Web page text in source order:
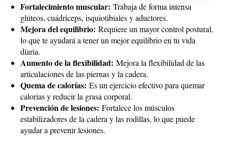
Fortalecimiento muscular: Trabaja de forma intensa
glúteos, cuádriceps, isquiotibiales y aductores.
Mejora del equilibrio: Requiere un mayor control postural,
lo que te ayudará a tener un mejor equilibrio en tu vida
diaria.
Aumento de la flexibilidad: Mejora la flexibilidad de las
articulaciones de las piernas y la cadera.
Quema de calorías: Es un ejercicio efectivo para quemar
calorías y reducir la grasa corporal.
Prevención de lesiones: Fortalece los músculos
estabilizadores de la cadera y las rodillas, lo que puede
ayudar a prevenir lesiones.